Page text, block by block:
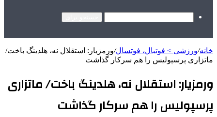
خانه/ورزشی > فوتبال، فوتسال/ورمزیار: استقلال نه، هلدینگ باخت/
ماتزاری پرسپولیس را هم سرکار گذاشت
ورمزیار: استقلال نه، هلدینگ باخت/ ماتزاری
پرسپولیس را هم سرکار گذاشت